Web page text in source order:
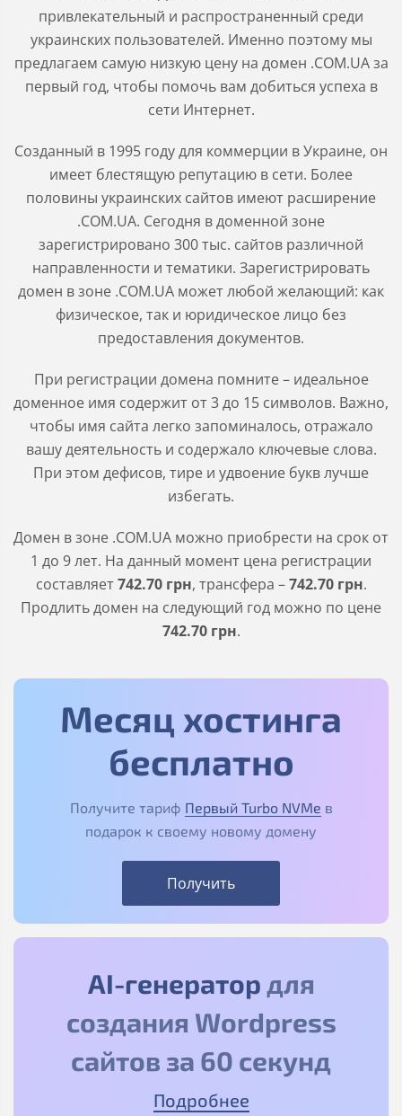
привлекательный и распространенный среди
украинских пользователей. Именно поэтому мы
предлагаем самую низкую цену на домен .COM.UA за
первый год, чтобы помочь вам добиться успеха в
сети Интернет.
Созданный в 1995 году для коммерции в Украине, он
имеет блестящую репутацию в сети. Более
половины украинских сайтов имеют расширение
.COM.UA. Сегодня в доменной зоне
зарегистрировано 300 тыс. сайтов различной
направленности и тематики. Зарегистрировать
домен в зоне .COM.UA может любой желающий: как
физическое, так и юридическое лицо без
предоставления документов.
При регистрации домена помните – идеальное
доменное имя содержит от 3 до 15 символов. Важно,
чтобы имя сайта легко запоминалось, отражало
вашу деятельность и содержало ключевые слова.
При этом дефисов, тире и удвоение букв лучше
избегать.
Домен в зоне .COM.UA можно приобрести на срок от
1 до 9 лет. На данный момент цена регистрации
составляет742.70грн, трансфера –742.70грн.
Продлить домен на следующий год можно по цене
742.70грн.
Месяц хостинга
бесплатно
Получите тариф Первый Turbo NVMe в
подарок к своему новому домену
Получить
AI-генератордля
создания Wordpress
сайтов за 60 секунд
Подробнее